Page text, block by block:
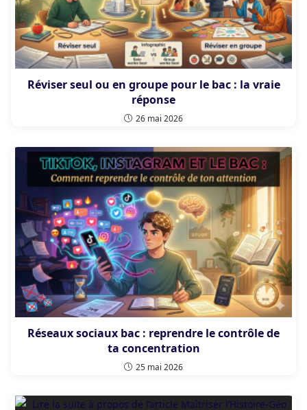
Réviser seul ou en groupe pour le bac : la vraie
réponse
26 mai 2026
Réseaux sociaux bac : reprendre le contrôle de
ta concentration
25 mai 2026